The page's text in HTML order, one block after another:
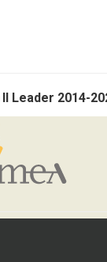
Leader 2014-